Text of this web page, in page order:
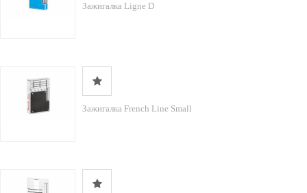
Зажигалка Ligne D
Зажигалка French Line Small